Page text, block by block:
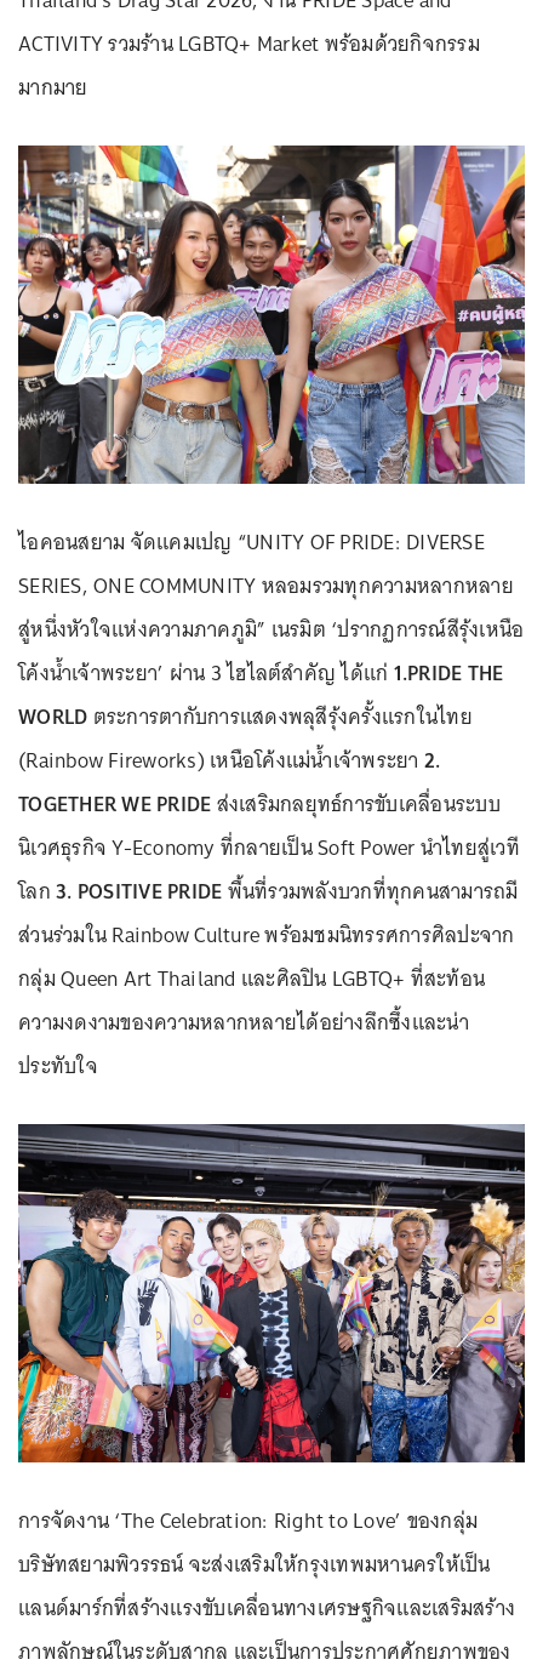
ACTIVITY รวมร้าน LGBTQ+ Market พร้อมด้วยกิจกรรม
มากมาย
ไอคอนสยาม จัดแคมเปญ “UNITY OF PRIDE: DIVERSE
SERIES, ONE COMMUNITY หลอมรวมทุกความหลากหลาย
สู่หนึ่งหัวใจแห่งความภาคภูมิ” เนรมิต ‘ปรากฏการณ์สีรุ้งเหนือ
โค้งน้ำเจ้าพระยา’ ผ่าน 3 ไฮไลต์สำคัญ ได้แก่ 1.PRIDE THE
WORLD ตระการตากับการแสดงพลุสีรุ้งครั้งแรกในไทย
(Rainbow Fireworks) เหนือโค้งแม่น้ำเจ้าพระยา 2.
TOGETHER WE PRIDEส่งเสริมกลยุทธ์การขับเคลื่อนระบบ
นิเวศธุรกิจ Y-Economy ที่กลายเป็น Soft Power นำไทยสู่เวที
โลก3. POSITIVE PRIDEพื้นที่รวมพลังบวกที่ทุกคนสามารถมี
ส่วนร่วมใน Rainbow Culture พร้อมชมนิทรรศการศิลปะจาก
กลุ่ม Queen Art Thailand และศิลปิน LGBTQ+ ที่สะท้อน
ความงดงามของความหลากหลายได้อย่างลึกซึ้งและน่า
ประทับใจ
การจัดงาน ‘The Celebration: Right to Love’ ของกลุ่ม
บริษัทสยามพิวรรธน์ จะส่งเสริมให้กรุงเทพมหานครให้เป็น
แลนด์มาร์กที่สร้างแรงขับเคลื่อนทางเศรษฐกิจและเสริมสร้าง
ภาพลักษณ์ในระดับสากล และเป็นการประกาศศักยภาพของ